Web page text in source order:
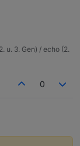
u. 3. Gen) / echo (2.
0